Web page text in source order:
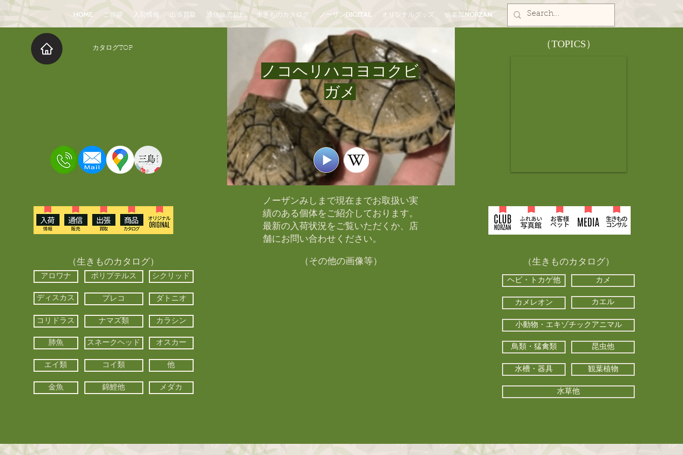
HOME ご挨拶 入荷情報 出張買取 通信販売規約 生きものカタログ ノーザンDIGITAL オリジナルグッズ 倶楽部NORZAN
​カタログTOP
ノコヘリハコヨコクビ
ガメ
​（TOPICS）
（生きものカタログ）
アロワナ ポリプテルス シクリッド
ディスカス プレコ ダトニオ
コリドラス ナマズ類 カラシン
肺魚 スネークヘッド オスカー
エイ類 コイ類 他
金魚 錦鯉他 メダカ
ノーザンみしまで現在までお取扱い実
績のある個体をご紹介しております。​
最新の入荷状況をご覧いただくか、店
舗にお問い合わせください。​
（その他の画像等） （生きものカタログ）
ヘビ・トカゲ他 カメ
カメレオン カエル
小動物・エキゾチックアニマル
鳥類・猛禽類 昆虫他
水槽・器具 観葉植物
水草他